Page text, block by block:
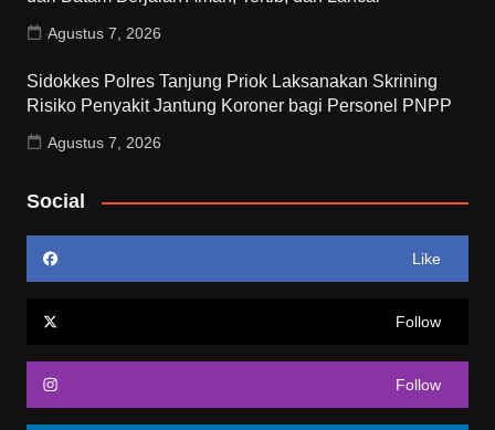
Agustus 7, 2026
Sidokkes Polres Tanjung Priok Laksanakan Skrining
Risiko Penyakit Jantung Koroner bagi Personel PNPP
Agustus 7, 2026
Social
Like
Follow
Follow